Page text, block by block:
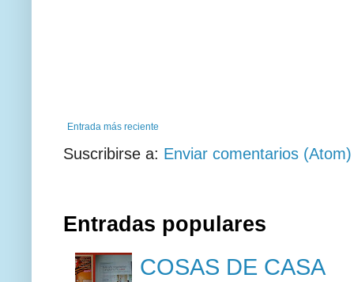
Entrada más reciente
Suscribirse a: Enviar comentarios (Atom)
Entradas populares
COSAS DE CASA